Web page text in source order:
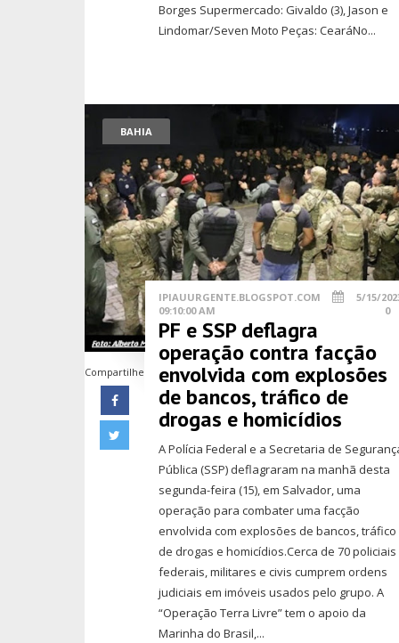
Borges Supermercado: Givaldo (3), Jason e
Lindomar/Seven Moto Peças: CearáNo...
BAHIA
Compartilhe
IPIAUURGENTE.BLOGSPOT.COM
5/15/
09:10:00 AM
0
PF e SSP deflagra
operação contra facção
envolvida com explosões
de bancos, tráfico de
drogas e homicídios
A Polícia Federal e a Secretaria de
Pública (SSP) deflagraram na manhã desta
segunda-feira (15), em Salvador, uma
operação para combater uma facção
envolvida com explosões de bancos, tráfico
de drogas e homicídios.Cerca de 70 policiais
federais, militares e civis cumprem ordens
judiciais em imóveis usados pelo grupo. A
“Operação Terra Livre” tem o apoio da
Marinha do Brasil,...